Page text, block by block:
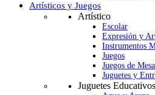
Artísticos y Juegos
Artístico
Escolar
Expresión y
Instrumentos
Juegos
Juegos de Mesa
Juguetes y
Juguetes Educativos